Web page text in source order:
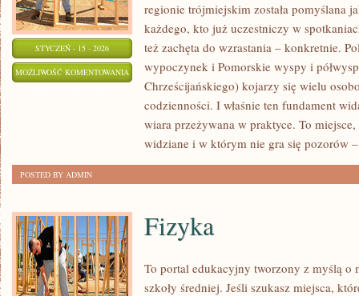
STYCZEŃ - 15 - 2026
MOŻLIWOŚĆ KOMENTOWANIA NAJLEPSZE
PUNKTY
WIDOKOWE
regionie trójmiejskim została pomyślana
każdego, kto już uczestniczy w
też zachęta do wzrastania – konkretnie.
wypoczynek i Pomorskie wyspy i
Chrześcijańskiego) kojarzy się wielu
codzienności. I właśnie ten fundament
wiara przeżywana w praktyce. To
widziane i w którym nie gra się pozorów
POSTED BY ADMIN
Fizyka
To portal edukacyjny tworzony z myślą o
szkoły średniej. Jeśli szukasz miejsca,